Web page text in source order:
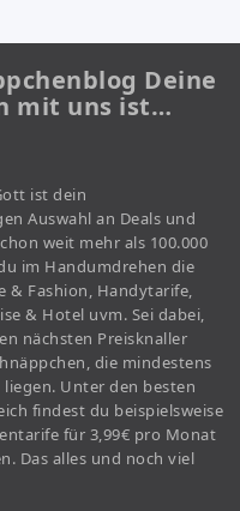
Deine
mit uns ist…
ist dein
Auswahl an Deals und
weit mehr als 100.000
im Handumdrehen die
& Fashion, Handytarife,
& Hotel uvm. Sei dabei,
nächsten Preisknaller
die mindestens
Unter den besten
findest du beispielsweise
für 3,99€ pro Monat
Das alles und noch viel